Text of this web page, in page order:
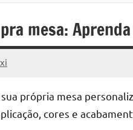
Como
Fazer
uma
Mesa
resinadas,
a
elegância
se
encontra
mesa:
própria mesa
cores e